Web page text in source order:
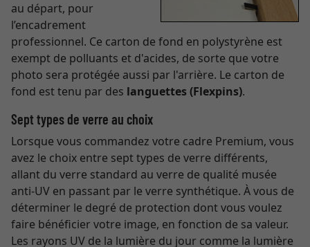
au départ, pour
l’encadrement
professionnel. Ce carton de fond en polystyrène est
exempt de polluants et d'acides, de sorte que votre
photo sera protégée aussi par l'arrière. Le carton de
fond est tenu par des languettes (Flexpins).
Sept types de verre au choix
Lorsque vous commandez votre cadre Premium, vous
avez le choix entre sept types de verre différents,
allant du verre standard au verre de qualité musée
anti-UV en passant par le verre synthétique. À vous de
déterminer le degré de protection dont vous voulez
faire bénéficier votre image, en fonction de sa valeur.
Les rayons UV de la lumière du jour comme la lumière